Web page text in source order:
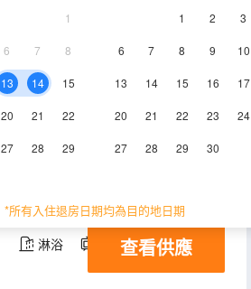
1
6 7 8
13 14 15
20 21 22
27 28 29
1
2 3
6 7 8 9 10
13 14 15 16 17
20 21 22 23 24
27 28 29 30
*所有入住退房日期均為目的地日期
40-44㎡ 空調
淋浴
精裝雙床房
25㎡ 1-20層 空調
淋浴 電視機
查看供應